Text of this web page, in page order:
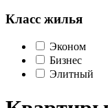
Класс жилья
Эконом
Бизнес
Элитный